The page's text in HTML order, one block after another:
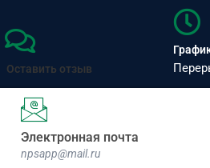
Оставить отзыв
Электронная почта
npsapp@mail.ru